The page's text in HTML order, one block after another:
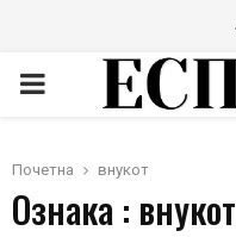
PRIMARY
Почетна внукот
Ознака : внукот